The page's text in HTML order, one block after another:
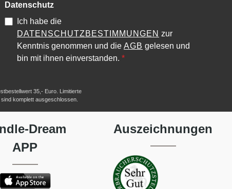
Datenschutz
Ich habe die
DATENSCHUTZBESTIMMUNGEN zur
Kenntnis genommen und die AGB gelesen und
bin mit ihnen einverstanden. *
35,- Euro. Limitierte
komplett ausgeschlossen.
Dream
APP
Auszeichnungen